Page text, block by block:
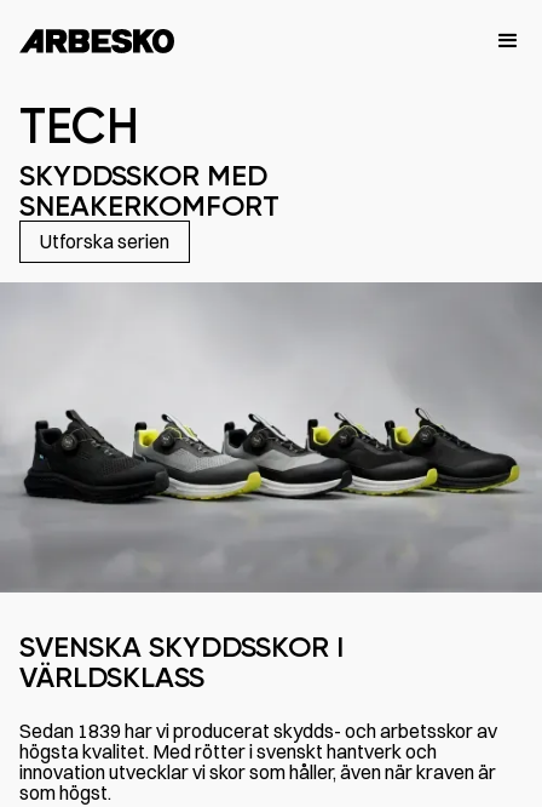
TECH
SKYDDSSKOR MED
SNEAKERKOMFORT
Utforska serien
SVENSKA SKYDDSSKOR I
VÄRLDSKLASS
Sedan 1839 har vi producerat skydds- och arbetsskor av
högsta kvalitet. Med rötter i svenskt hantverk och
innovation utvecklar vi skor som håller, även när kraven är
som högst.